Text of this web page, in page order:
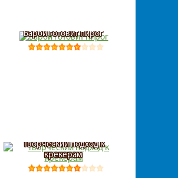
Барби готовит пирог
Творческий подход к
крекерам